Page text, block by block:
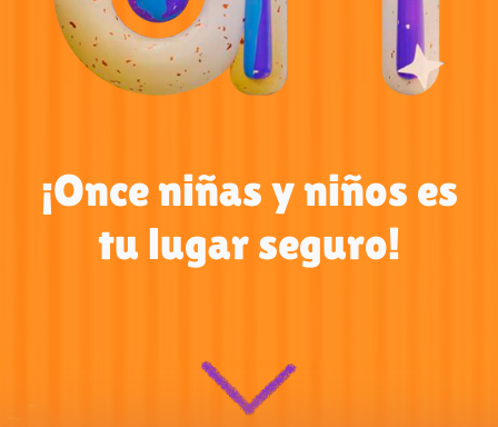
¡Once niñas y niños es
tu lugar seguro!